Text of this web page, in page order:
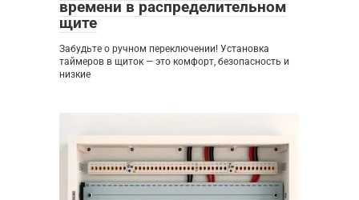
времени в распределительном
щите
Забудьте о ручном переключении! Установка
таймеров в щиток — это комфорт, безопасность и
низкие